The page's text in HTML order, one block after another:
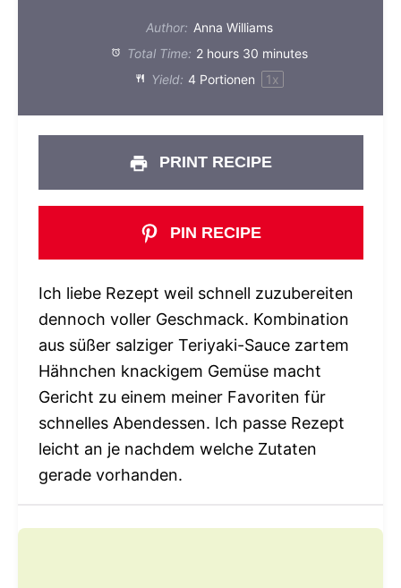
Author: Anna Williams
Total Time: 2 hours 30 minutes
Yield: 4 Portionen 1x
PRINT RECIPE
PIN RECIPE
Ich liebe Rezept weil schnell zuzubereiten
dennoch voller Geschmack. Kombination
aus süßer salziger Teriyaki-Sauce zartem
Hähnchen knackigem Gemüse macht
Gericht zu einem meiner Favoriten für
schnelles Abendessen. Ich passe Rezept
leicht an je nachdem welche Zutaten
gerade vorhanden.